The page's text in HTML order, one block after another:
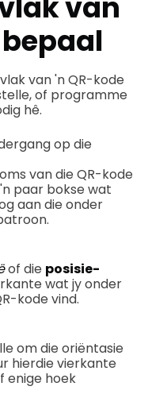
van 'n QR-kode
of programme
hê.
op die
van die QR-kode
'n paar bokse wat
aan die onder
of die posisie-
wat jy onder
kode vind.
om die oriëntasie
hierdie vierkante
enige hoek